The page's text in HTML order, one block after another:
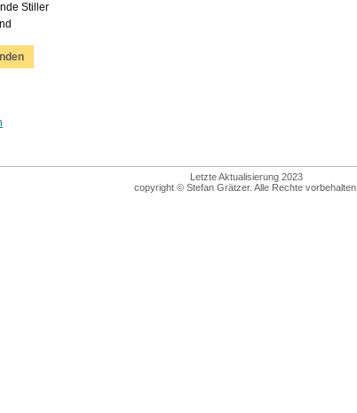
Stiller
Letzte Aktualisierung 2023
copyright © Stefan Grätzer. Alle Rechte vorbehalten.